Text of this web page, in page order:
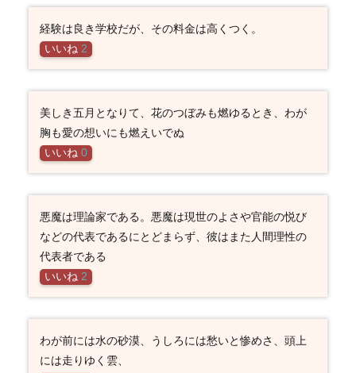
経験は良き学校だが、その料金は高くつく。
いいね 2
美しき五月となりて、花のつぼみも燃ゆるとき、わが
胸も愛の想いにも燃えいでぬ
いいね 0
悪魔は理論家である。悪魔は現世のよさや官能の悦び
などの代表であるにとどまらず、彼はまた人間理性の
代表者である
いいね 2
わが前には水の砂漠、うしろには愁いと惨めさ、頭上
には走りゆく雲、